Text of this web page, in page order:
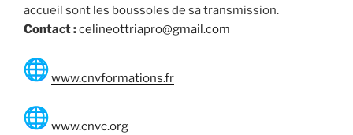
accueil sont les boussoles de sa transmission.
Contact :celineottriapro@gmail.com
www.cnvformations.fr
www.cnvc.org